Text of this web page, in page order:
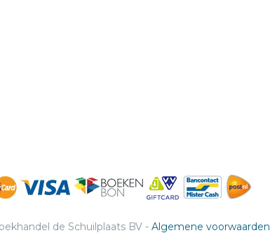
de Schuilplaats BV - Algemene voorwaarden